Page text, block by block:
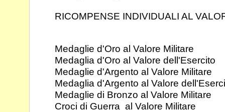
RICOMPENSE INDIVIDUALI AL
Medaglie d'Oro al Valore
Medaglia d'Oro al Valore
Medaglie d'Argento al Valore
Medaglia d'Argento al Valore
Medaglie di Bronzo al Valore
Croci di Guerra al Valore